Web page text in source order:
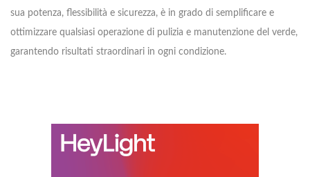
sua potenza, flessibilità e sicurezza, è in grado di semplificare e
ottimizzare qualsiasi operazione di pulizia e manutenzione del verde,
garantendo risultati straordinari in ogni condizione.